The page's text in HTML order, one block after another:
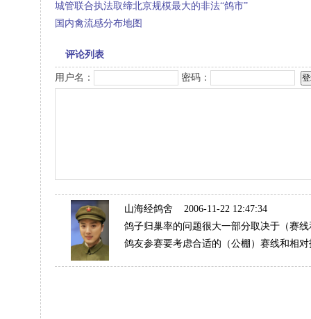
城管联合执法取缔北京规模最大的非法“鸽市”
国内禽流感分布地图
评论列表
用户名： 密码：
山海经鸽舍 2006-11-22 12:47:34
鸽子归巢率的问题很大一部分取决于（赛
鸽友参赛要考虑合适的（公棚）赛线和相